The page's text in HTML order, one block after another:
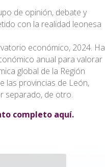
de opinión, debate y
con la realidad leonesa
económico, 2024. Ha
anual para valorar
global de la Región
las provincias de León,
separado, de otro.
completo aquí.